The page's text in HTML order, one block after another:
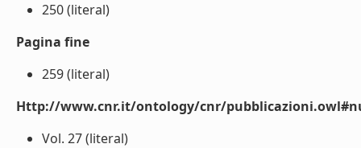
250 (literal)
Pagina fine
259 (literal)
Http://www.cnr.it/ontology/cnr/
Vol. 27 (literal)